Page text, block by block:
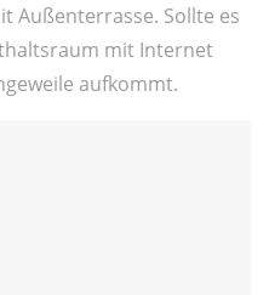
Außenterrasse. Sollte es
mit Internet
aufkommt.